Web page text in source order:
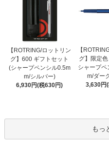
【ROTRING/ロットリン
グ】600 ギフトセット
(シャープペンシル0.5m
m/シルバー)
6,930円(税630円)
【
グ】限定
シャープペ
m/ダー
3,630円
もっ